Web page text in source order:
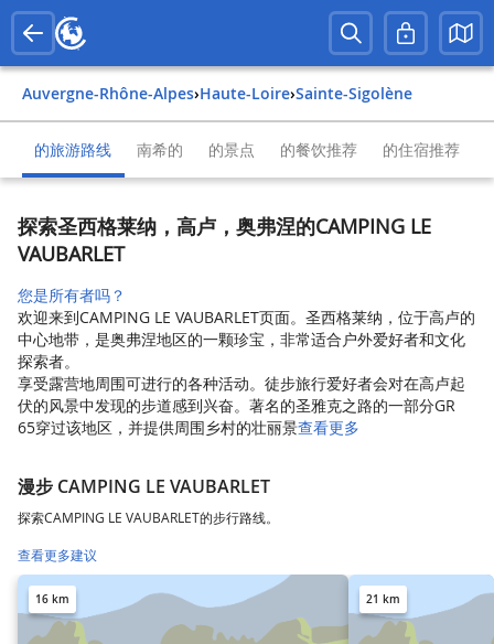
Auvergne-Rhône-Alpes› Haute-Loire› Sainte-Sigolène
的旅游路线 南希的 的景点 的餐饮推荐 的住宿推荐
探索圣西格莱纳，高卢，奥弗涅的CAMPING LE
VAUBARLET
您是所有者吗？
欢迎来到CAMPING LE VAUBARLET页面。圣西格莱纳，位于高卢的
中心地带，是奥弗涅地区的一颗珍宝，非常适合户外爱好者和文化
探索者。
享受露营地周围可进行的各种活动。徒步旅行爱好者会对在高卢起
伏的风景中发现的步道感到兴奋。著名的圣雅克之路的一部分GR
65穿过该地区，并提供周围乡村的壮丽景查看更多
漫步 CAMPING LE VAUBARLET
探索CAMPING LE VAUBARLET的步行路线。
查看更多建议
16 km 21 km